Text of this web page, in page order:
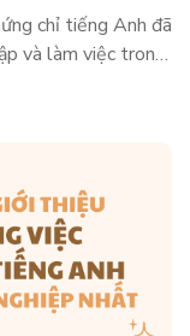
chỉ tiếng Anh đã
và làm việc trong
thông dụng nào
công nhận?